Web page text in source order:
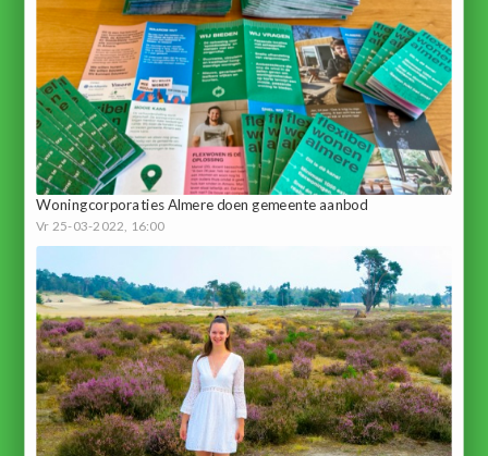
Woningcorporaties Almere doen gemeente aanbod
Vr 25-03-2022, 16:00